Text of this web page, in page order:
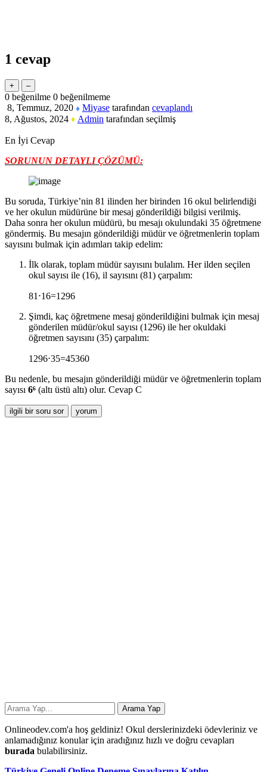
1 cevap
0 beğenilme 0 beğenilmeme
8, Temmuz, 2020 ♦ Miyase tarafından cevaplandı
8, Ağustos, 2024 ♦ Admin tarafından seçilmiş
En İyi Cevap
SORUNUN DETAYLI ÇÖZÜMÜ:
Bu soruda, Türkiye’nin 81 ilinden her birinden 16 okul belirlendiği
ve her okulun müdürüne bir mesaj gönderildiği bilgisi verilmiş.
Daha sonra her okulun müdürü, bu mesajı okulundaki 35 öğretmene
göndermiş. Bu mesajın gönderildiği müdür ve öğretmenlerin toplam
sayısını bulmak için adımları takip edelim:
İlk olarak, toplam müdür sayısını bulalım. Her ilden seçilen
okul sayısı ile (16), il sayısını (81) çarpalım:
81 ⋅16=1296
Şimdi, kaç öğretmene mesaj gönderildiğini bulmak için mesaj
gönderilen müdür/okul sayısı (1296) ile her okuldaki
öğretmen sayısını (35) çarpalım:
1296⋅35=45360
Bu nedenle, bu mesajın gönderildiği müdür ve öğretmenlerin toplam
sayısı 6⁶ (altı üstü altı) olur. Cevap C
Onlineodev.com'a hoş geldiniz! Okul derslerinizdeki ödevleriniz ve
anlamadığınız konular için aradığınız hızlı ve doğru cevapları
burada bulabilirsiniz.